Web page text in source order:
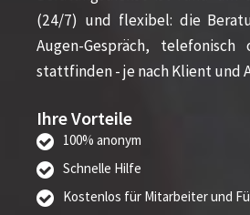
(24/7) und flexibel: die
Augen-Gespräch,
stattfinden - je nach Klient und
Ihre Vorteile
100% anonym
Schnelle Hilfe
Kostenlos für Mitarbeiter und